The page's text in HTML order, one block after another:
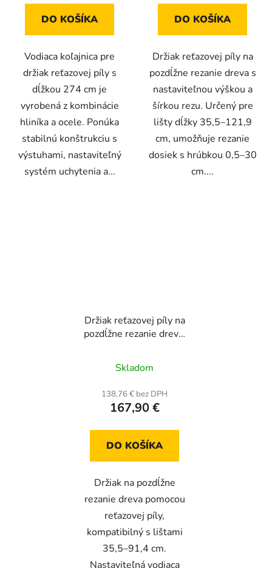
DO KOŠÍKA
Vodiaca koľajnica pre
držiak reťazovej píly s
dĺžkou 274 cm je
vyrobená z kombinácie
hliníka a ocele. Ponúka
stabilnú konštrukciu s
výstuhami, nastaviteľný
systém uchytenia a...
DO KOŠÍKA
Držiak reťazovej píly na
pozdĺžne rezanie dreva s
nastaviteľnou výškou a
šírkou rezu. Určený pre
lišty dĺžky 35,5–121,9
cm, umožňuje rezanie
dosiek s hrúbkou 0,5–30
cm....
Držiak reťazovej píly na
pozdĺžne rezanie dreva,
hrúbka rezu 0,5–30 cm,
vodiaca koľajnica 274,5
cm
Skladom
138,76 € bez DPH
167,90 €
DO KOŠÍKA
Držiak na pozdĺžne
rezanie dreva pomocou
reťazovej píly,
kompatibilný s lištami
35,5–91,4 cm.
Nastaviteľná vodiaca